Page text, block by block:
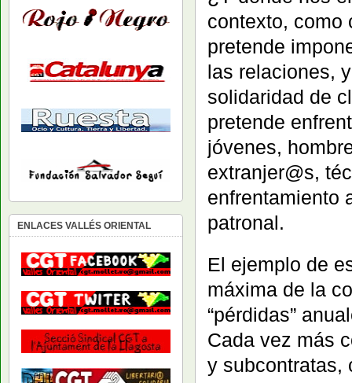
contexto, como
pretende
las relaciones,
solidaridad de
pretende
jóvenes,
extranjer@s,
enfrentamiento
patronal.
El ejemplo de
máxima de la
“pérdidas”
Cada vez más
y subcontratas,
ENLACES VALLÉS ORIENTAL